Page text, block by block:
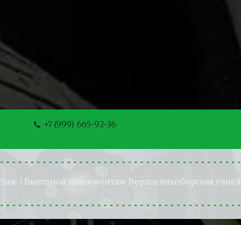
+7 (999) 665-92-36
/ Выездной шиномонтаж Верхнелихоборская улица